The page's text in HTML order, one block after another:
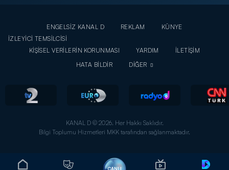
CANLI
ENGELSİZ KANAL D REKLAM
KÜNYE
İZLEYİCİ TEMSİLCİSİ
KİŞİSEL VERİLERİN KORUNMASI
YARDIM
İLETİŞİM
HATA BİLDİR
DİĞER
KANAL D © 2026. Her Hakkı Saklıdır.
Bilgi Toplumu Hizmetleri MKK tarafından sağlanmaktadır.